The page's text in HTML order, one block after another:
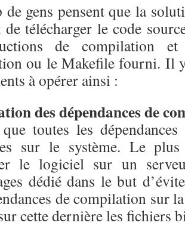
de gens pensent que la
de télécharger le code
de compilation et
ou le Makefile fourni. Il
à opérer ainsi :
des dépendances de
toutes les
sur le système. Le
le logiciel sur un
dédié dans le but
de compilation sur
cette dernière les fichiers